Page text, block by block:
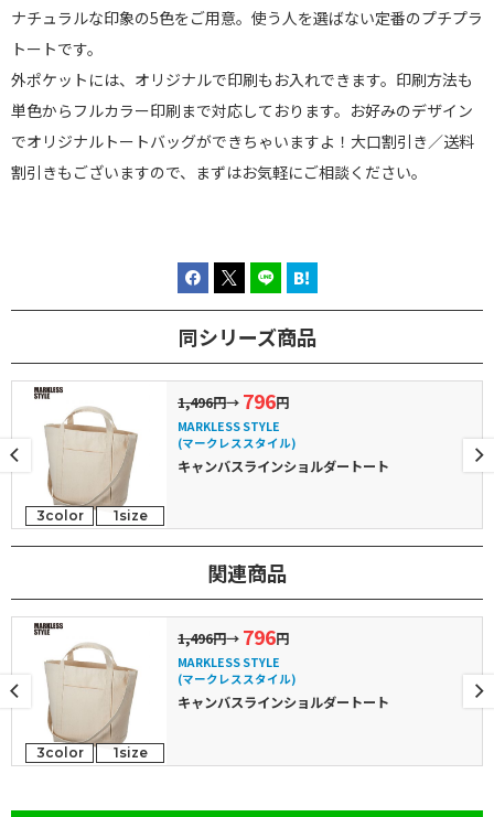
ナチュラルな印象の5色をご用意。使う人を選ばない定番のプチプラ
トートです。
外ポケットには、オリジナルで印刷もお入れできます。印刷方法も
単色からフルカラー印刷まで対応しております。お好みのデザイン
でオリジナルトートバッグができちゃいますよ！大口割引き／送料
割引きもございますので、まずはお気軽にご相談ください。
同シリーズ商品
3color 1size
1,496円→ 796円
MARKLESS STYLE
(マークレススタイル)
キャンバスラインショルダートート
関連商品
3color 1size
1,496円→ 796円
MARKLESS STYLE
(マークレススタイル)
キャンバスラインショルダートート